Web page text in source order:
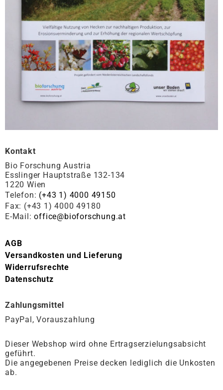
Kontakt
Bio Forschung Austria
Esslinger Hauptstraße 132-134
1220 Wien
Telefon: (+43 1) 4000 49150
Fax: (+43 1) 4000 49180
E-Mail:office@bioforschung.at
AGB
Versandkosten und Lieferung
Widerrufsrechte
Datenschutz
Zahlungsmittel
PayPal, Vorauszahlung
Dieser Webshop wird ohne Ertragserzielungsabsicht
geführt.
Die angegebenen Preise decken lediglich die Unkosten
ab.